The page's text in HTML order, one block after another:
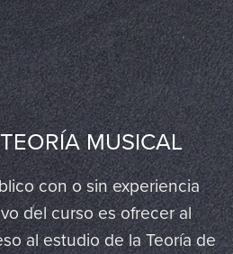
MUSICAL
con o sin experiencia
del curso es ofrecer al
al estudio de la Teoría de